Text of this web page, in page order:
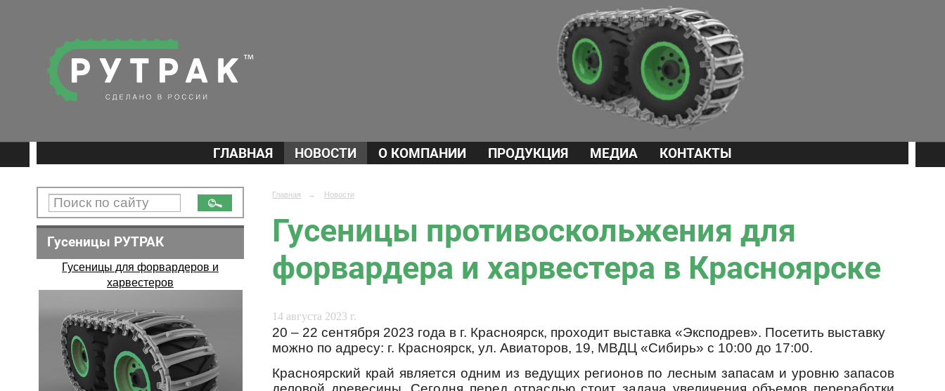
ГЛАВНАЯ НОВОСТИ О КОМПАНИИ ПРОДУКЦИЯ МЕДИА КОНТАКТЫ
Гусеницы РУТРАК
Гусеницы для форвардеров и
харвестеров
Главная → Новости
Гусеницы противоскольжения для
форвардера и харвестера в Красноярске
14 августа 2023 г.
20 – 22 сентября 2023 года в г. Красноярск, проходит выставка «Эксподрев». Посетить выставку
можно по адресу: г. Красноярск, ул. Авиаторов, 19, МВДЦ «Сибирь» с 10:00 до 17:00.
Красноярский край является одним из ведущих регионов по лесным запасам и уровню запасов